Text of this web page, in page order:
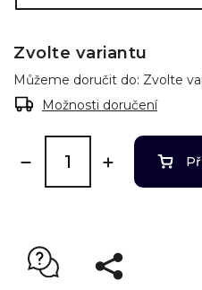
Zvolte variantu
Můžeme doručit do: Zvolte
Možnosti doručení